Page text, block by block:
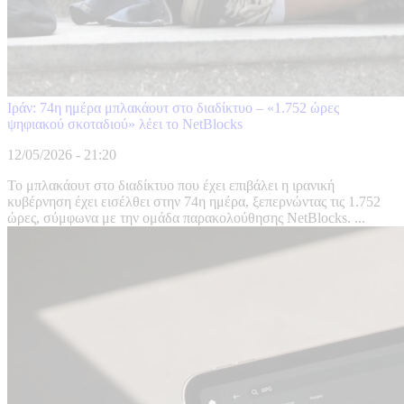
Ιράν: 74η ημέρα μπλακάουτ στο διαδίκτυο – «1.752 ώρες
ψηφιακού σκοταδιού» λέει το NetBlocks
12/05/2026 - 21:20
Το μπλακάουτ στο διαδίκτυο που έχει επιβάλει η ιρανική
κυβέρνηση έχει εισέλθει στην 74η ημέρα, ξεπερνώντας τις 1.752
ώρες, σύμφωνα με την ομάδα παρακολούθησης NetBlocks. ...